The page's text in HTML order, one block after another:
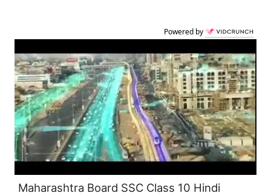
Powered by
Maharashtra Board SSC Class 10 Hindi